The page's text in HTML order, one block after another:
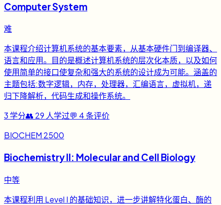
Computer System
难
本课程介绍计算机系统的基本要素，从基本硬件门到编译器、
语言和应用。目的是概述计算机系统的层次化本质，以及如何
使用简单的接口使复杂和强大的系统的设计成为可能。涵盖的
主题包括:数字逻辑，内存，处理器，汇编语言，虚拟机，递
归下降解析，代码生成和操作系统。
3 学分👥 29 人学过💬 4条评价
BIOCHEM 2500
Biochemistry II: Molecular and Cell Biology
中等
本课程利用 Level I 的基础知识，进一步讲解特化蛋白、酶的